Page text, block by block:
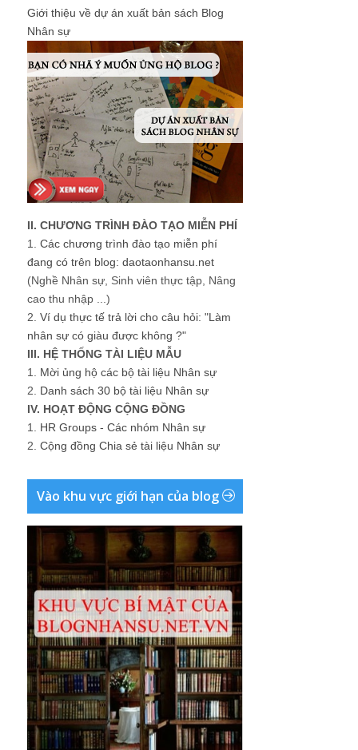
Giới thiệu về dự án xuất bản sách Blog
Nhân sự
II. CHƯƠNG TRÌNH ĐÀO TẠO MIỄN PHÍ
1. Các chương trình đào tạo miễn phí
đang có trên blog: daotaonhansu.net
(Nghề Nhân sự, Sinh viên thực tập, Nâng
cao thu nhập ...)
2. Ví dụ thực tế trả lời cho câu hỏi: "Làm
nhân sự có giàu được không ?"
III. HỆ THỐNG TÀI LIỆU MẪU
1. Mời ủng hộ các bộ tài liệu Nhân sự
2. Danh sách 30 bộ tài liệu Nhân sự
IV. HOẠT ĐỘNG CỘNG ĐỒNG
1. HR Groups - Các nhóm Nhân sự
2. Cộng đồng Chia sẻ tài liệu Nhân sự
Vào khu vực giới hạn của blog